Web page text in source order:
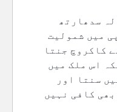
تعلق رکھنے والے 26 سالہ سدھارتھ
میں شمولیت
کاکروچ جنتا
اس ملک میں
سنتا اور
کافی نہیں